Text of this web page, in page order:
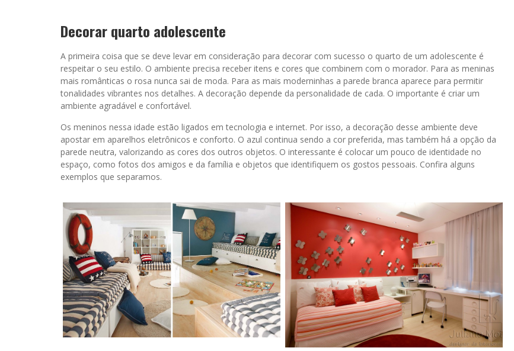
Decorar quarto adolescente
A primeira coisa que se deve levar em consideração para decorar com sucesso o quarto de um adolescente é
respeitar o seu estilo. O ambiente precisa receber itens e cores que combinem com o morador. Para as meninas
mais românticas o rosa nunca sai de moda. Para as mais moderninhas a parede branca aparece para permitir
tonalidades vibrantes nos detalhes. A decoração depende da personalidade de cada. O importante é criar um
ambiente agradável e confortável.
Os meninos nessa idade estão ligados em tecnologia e internet. Por isso, a decoração desse ambiente deve
apostar em aparelhos eletrônicos e conforto. O azul continua sendo a cor preferida, mas também há a opção da
parede neutra, valorizando as cores dos outros objetos. O interessante é colocar um pouco de identidade no
espaço, como fotos dos amigos e da família e objetos que identifiquem os gostos pessoais. Confira alguns
exemplos que separamos.